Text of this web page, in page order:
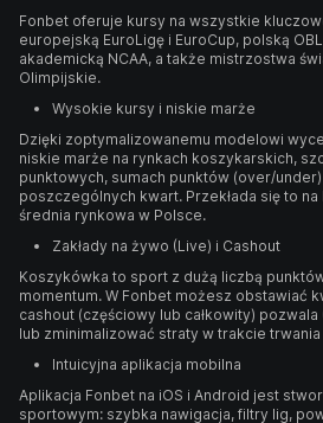
Fonbet oferuje kursy na wszystkie
europejską EuroLigę i EuroCup, polską
akademicką NCAA, a także mistrzostwa
Olimpijskie.
Wysokie kursy i niskie marże
Dzięki zoptymalizowanemu modelowi
niskie marże na rynkach koszykarskich,
punktowych, sumach punktów (over/
poszczególnych kwart. Przekłada się to
średnia rynkowa w Polsce.
Zakłady na żywo (Live) i Cashout
Koszykówka to sport z dużą liczbą
momentum. W Fonbet możesz obstawiać
cashout (częściowy lub całkowity)
lub zminimalizować straty w trakcie
Intuicyjna aplikacja mobilna
Aplikacja Fonbet na iOS i Android jest
sportowym: szybka nawigacja, filtry lig,